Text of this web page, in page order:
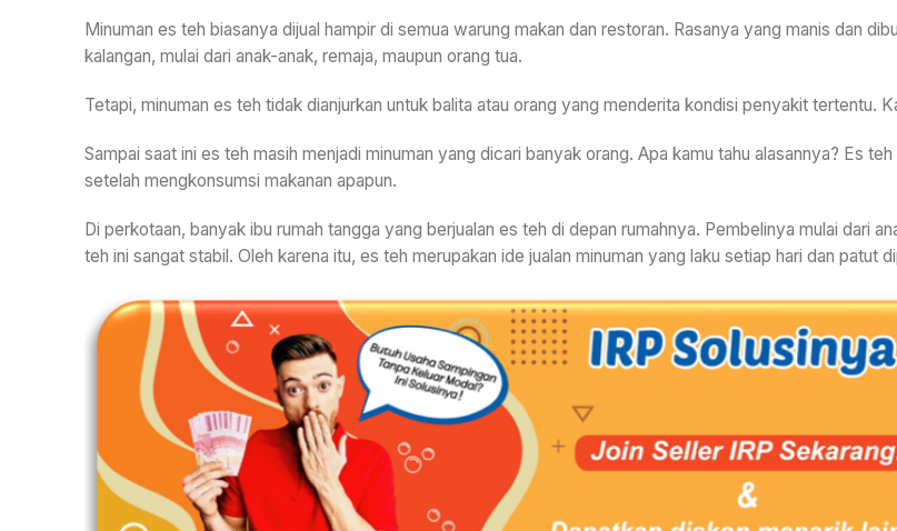
Minuman es teh biasanya dijual hampir di semua warung makan dan restoran. Rasanya yang manis dan
kalangan, mulai dari anak-anak, remaja, maupun orang tua.
Tetapi, minuman es teh tidak dianjurkan untuk balita atau orang yang menderita kondisi penyakit tertentu.
Sampai saat ini es teh masih menjadi minuman yang dicari banyak orang. Apa kamu tahu alasannya? Es
setelah mengkonsumsi makanan apapun.
Di perkotaan, banyak ibu rumah tangga yang berjualan es teh di depan rumahnya. Pembelinya mulai dari
teh ini sangat stabil. Oleh karena itu, es teh merupakan ide jualan minuman yang laku setiap hari dan patut